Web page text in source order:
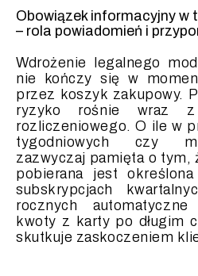
Obowiązek informacyjny w
– rola powiadomień i
Wdrożenie legalnego
nie kończy się w
przez koszyk zakupowy.
ryzyko rośnie wraz z
rozliczeniowego. O ile w
tygodniowych czy
zazwyczaj pamięta o tym,
pobierana jest
subskrypcjach
rocznych
kwoty z karty po długim
skutkuje zaskoczeniem